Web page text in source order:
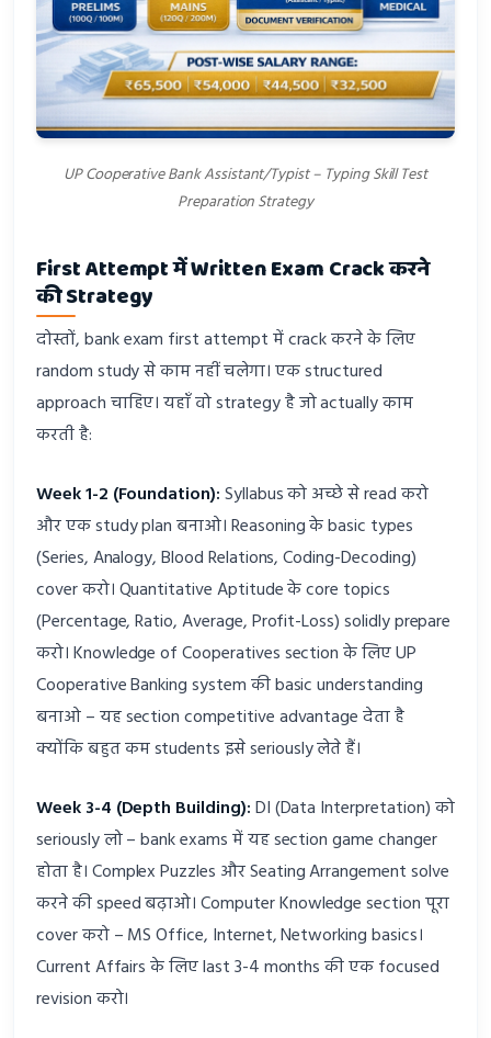
UP Cooperative Bank Assistant/Typist – Typing Skill Test
Preparation Strategy
First Attempt में Written Exam Crack करने
की Strategy
दोस्तों, bank exam first attempt में crack करने के लिए
random study से काम नहीं चलेगा। एक structured
approach चाहिए। यहाँ वो strategy है जो actually काम
करती है:
Week 1-2 (Foundation):Syllabus को अच्छे से read करो
और एक study plan बनाओ। Reasoning के basic types
(Series, Analogy, Blood Relations, Coding-Decoding)
cover करो। Quantitative Aptitude के core topics
(Percentage, Ratio, Average, Profit-Loss) solidly prepare
करो। Knowledge of Cooperatives section के लिए UP
Cooperative Banking system की basic understanding
बनाओ – यह section competitive advantage देता है
क्योंकि बहुत कम students इसे seriously लेते हैं।
Week 3-4 (Depth Building):DI (Data Interpretation) को
seriously लो – bank exams में यह section game changer
होता है। Complex Puzzles और Seating Arrangement solve
करने की speed बढ़ाओ। Computer Knowledge section पूरा
cover करो – MS Office, Internet, Networking basics।
Current Affairs के लिए last 3-4 months की एक focused
revision करो।